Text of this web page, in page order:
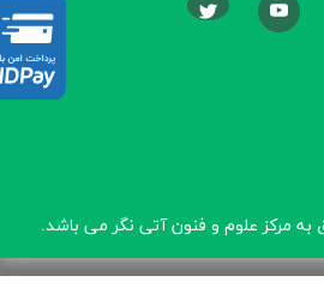
مرکز علوم و فنون آتی نگر می باشد.